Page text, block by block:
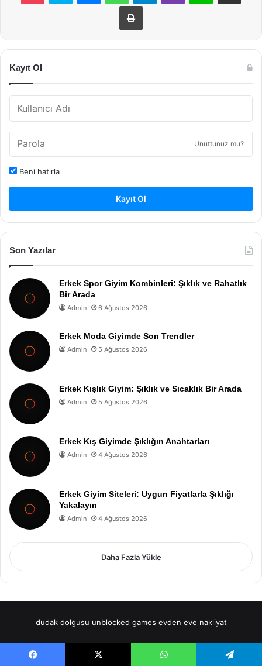
Yazdır
Kayıt Ol
Unuttunuz mu?
Beni hatırla
Kayıt Ol
Son Yazılar
Erkek Spor Giyim Kombinleri: Şıklık ve Rahatlık
Bir Arada
Admin 6 Ağustos 2026
Erkek Moda Giyimde Son Trendler
Admin 5 Ağustos 2026
Erkek Kışlık Giyim: Şıklık ve Sıcaklık Bir Arada
Admin 5 Ağustos 2026
Erkek Kış Giyimde Şıklığın Anahtarları
Admin 4 Ağustos 2026
Erkek Giyim Siteleri: Uygun Fiyatlarla Şıklığı
Yakalayın
Admin 4 Ağustos 2026
Daha Fazla Yükle
dudak dolgusu unblocked games evden eve nakliyat